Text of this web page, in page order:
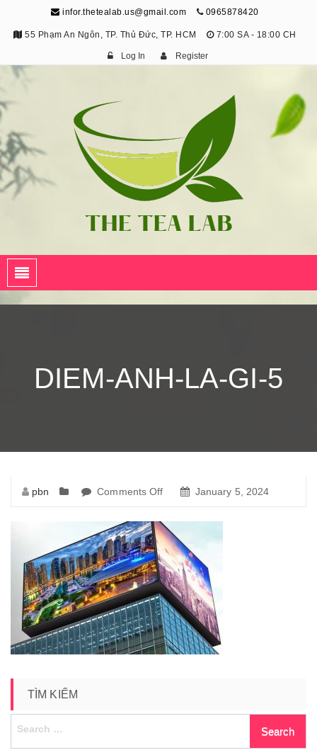
infor.thetealab.us@gmail.com 0965878420
55 Phạm An Ngôn, TP. Thủ Đức, TP. HCM 7:00 SA - 18:00 CH
Log In Register
DIEM-ANH-LA-GI-5
pbn Comments Off
anh-
la-
gi-
5
January 5, 2024
TÌM KIẾM
Search